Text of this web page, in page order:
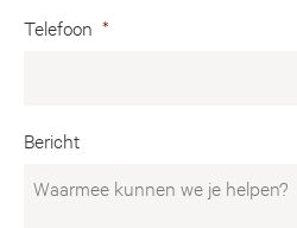
Telefoon *
Bericht